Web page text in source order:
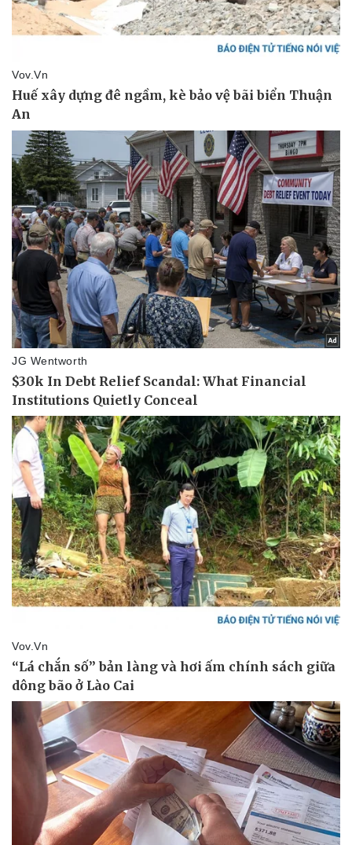
Pháp luật
Vụ án
Tin nóng
Tư vấn luật
Quân sự - Quốc phòng
Phân tích